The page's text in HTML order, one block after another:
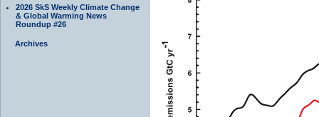
2026 SkS Weekly Climate Change
& Global Warming News
Roundup #26
Archives